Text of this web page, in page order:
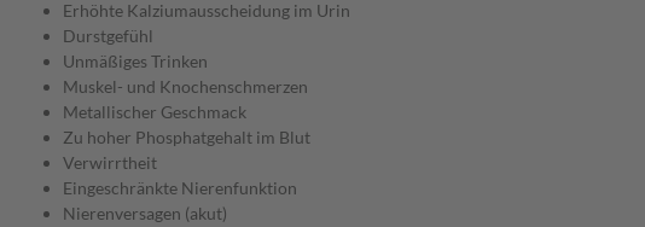
Erhöhte Kalziumausscheidung im Urin
Durstgefühl
Unmäßiges Trinken
Muskel- und Knochenschmerzen
Metallischer Geschmack
Zu hoher Phosphatgehalt im Blut
Verwirrtheit
Eingeschränkte Nierenfunktion
Nierenversagen (akut)